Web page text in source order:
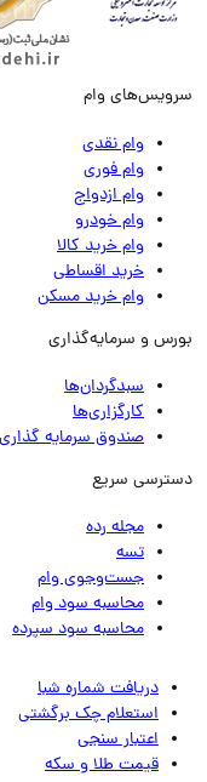
وام
وام نقدی
وام فوری
وام ازدواج
وام خودرو
وام خرید کالا
خرید اقساطی
وام خرید مسکن
و سرمایه‌گذاری
سبدگردان‌ها
کارگزاری‌ها
صندوق سرمایه گذاری
سریع
مجله رده
تسه
جست‌وجوی وام
محاسبه سود وام
محاسبه سود سپرده
دریافت شماره شبا
استعلام چک برگشتی
اعتبار سنجی
قیمت طلا و سکه